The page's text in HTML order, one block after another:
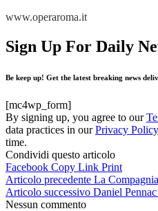
www.operaroma.it
Sign Up For Daily
Be keep up! Get the latest breaking news
[mc4wp_form]
By signing up, you agree to our
data practices in ourPrivacy Policy
time.
Condividi questo articolo
Facebook Copy Link Print
Articolo precedente La
Articolo successivo Daniel
Nessun commento